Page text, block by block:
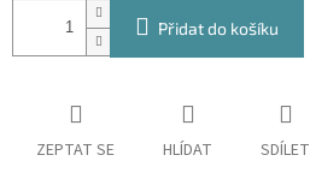
Přidat do košíku
ZEPTAT SE HLÍDAT SDÍLET